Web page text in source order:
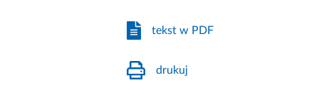
tekst w PDF
drukuj